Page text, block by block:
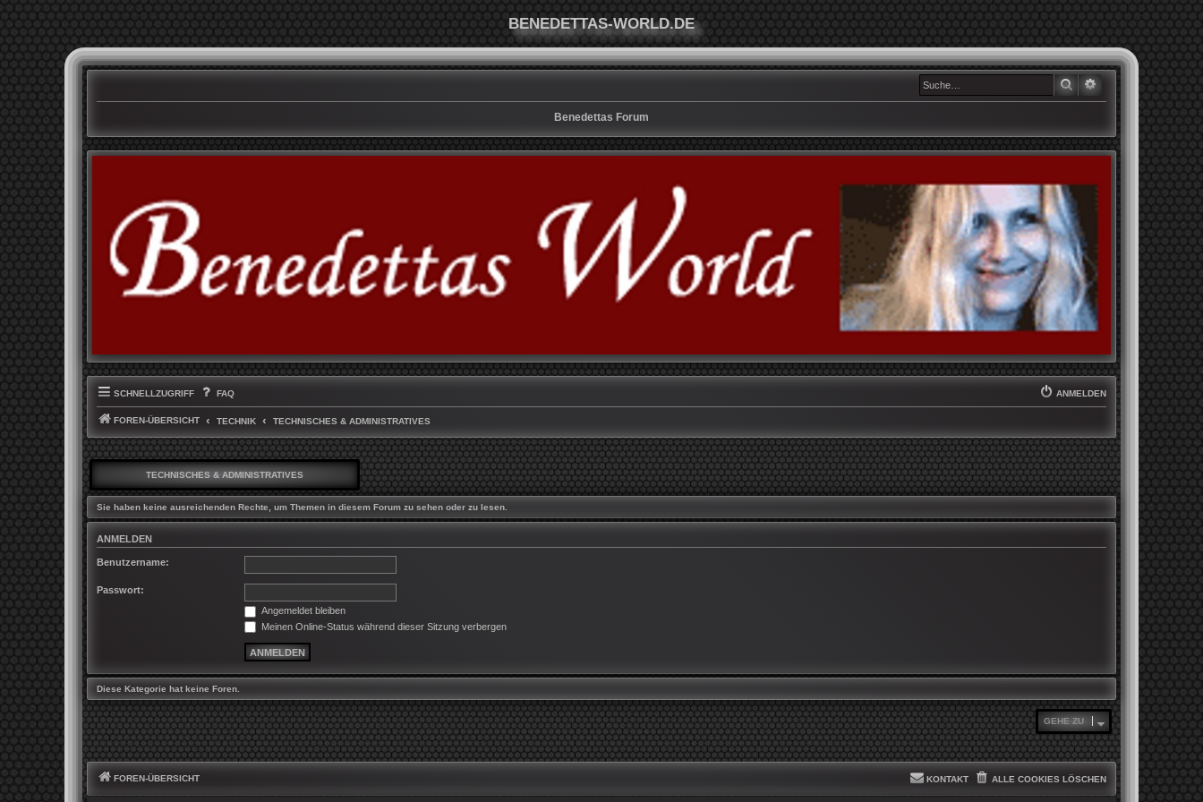
BENEDETTAS-WORLD.DE
SUCHE
Benedettas Forum
SCHNELLZUGRIFF FAQ ANMELDEN
FOREN-ÜBERSICHT TECHNIK TECHNISCHES & ADMINISTRATIVES
TECHNISCHES & ADMINISTRATIVES
Sie haben keine ausreichenden Rechte, um Themen in diesem Forum zu sehen oder zu lesen.
ANMELDEN
Benutzername:
Passwort:
Angemeldet bleiben
Meinen Online-Status während dieser Sitzung verbergen
Diese Kategorie hat keine Foren.
GEHE ZU
FOREN-ÜBERSICHT ALLE COOKIES LÖSCHEN
KONTAKT